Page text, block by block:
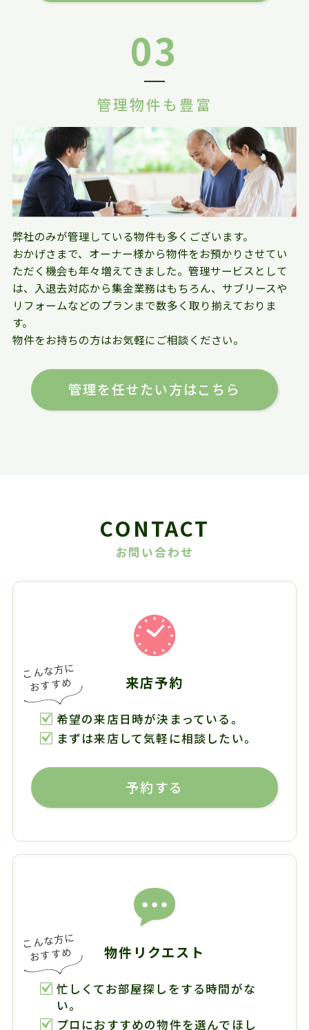
03
管理物件も豊富
弊社のみが管理している物件も多くございます。
おかげさまで、オーナー様から物件をお預かりさせてい
ただく機会も年々増えてきました。管理サービスとして
は、入退去対応から集金業務はもちろん、サブリースや
リフォームなどのプランまで数多く取り揃えておりま
す。
物件をお持ちの方はお気軽にご相談ください。
管理を任せたい方はこちら
CONTACT
お問い合わせ
来店予約
希望の来店日時が決まっている。
まずは来店して気軽に相談したい。
予約する
物件リクエスト
忙しくてお部屋探しをする時間がな
い。
プロにおすすめの物件を選んでほし